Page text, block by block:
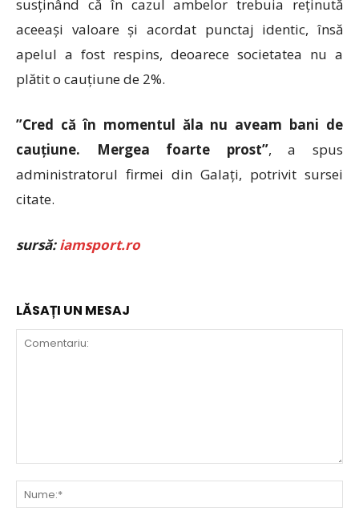
susținând că în cazul ambelor trebuia reținută
aceeași valoare și acordat punctaj identic, însă
apelul a fost respins, deoarece societatea nu a
plătit o cauțiune de 2%.
”Cred că în momentul ăla nu aveam bani de
cauțiune. Mergea foarte prost”, a spus
administratorul firmei din Galați, potrivit sursei
citate.
sursă:iamsport.ro
LĂSAȚI UN MESAJ